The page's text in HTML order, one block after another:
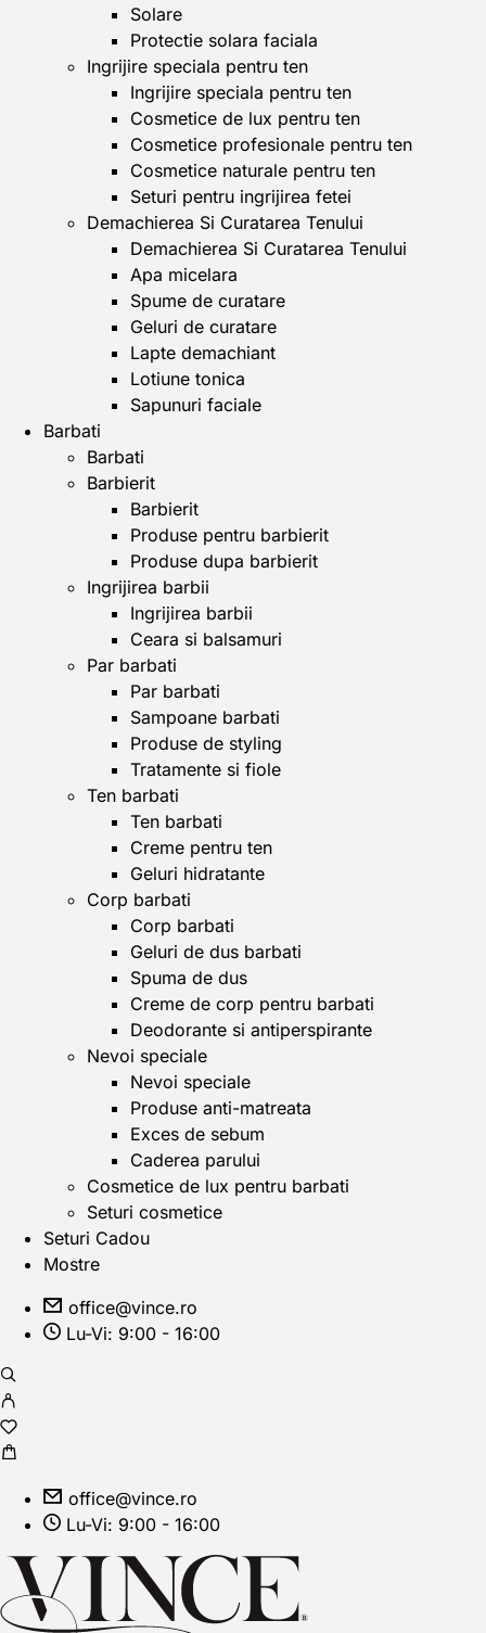
Solare
Protectie solara faciala
Ingrijire speciala pentru ten
Ingrijire speciala pentru ten
Cosmetice de lux pentru ten
Cosmetice profesionale pentru ten
Cosmetice naturale pentru ten
Seturi pentru ingrijirea fetei
Demachierea Si Curatarea Tenului
Demachierea Si Curatarea Tenului
Apa micelara
Spume de curatare
Geluri de curatare
Lapte demachiant
Lotiune tonica
Sapunuri faciale
Barbati
Barbati
Barbierit
Barbierit
Produse pentru barbierit
Produse dupa barbierit
Ingrijirea barbii
Ingrijirea barbii
Ceara si balsamuri
Par barbati
Par barbati
Sampoane barbati
Produse de styling
Tratamente si fiole
Ten barbati
Ten barbati
Creme pentru ten
Geluri hidratante
Corp barbati
Corp barbati
Geluri de dus barbati
Spuma de dus
Creme de corp pentru barbati
Deodorante si antiperspirante
Nevoi speciale
Nevoi speciale
Produse anti-matreata
Exces de sebum
Caderea parului
Cosmetice de lux pentru barbati
Seturi cosmetice
Seturi Cadou
Mostre
office@vince.ro
Lu-Vi: 9:00 - 16:00
office@vince.ro
Lu-Vi: 9:00 - 16:00